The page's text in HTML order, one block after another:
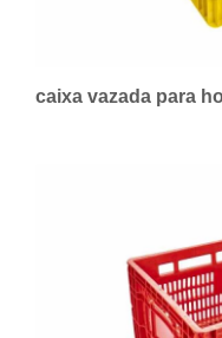
caixa vazada para